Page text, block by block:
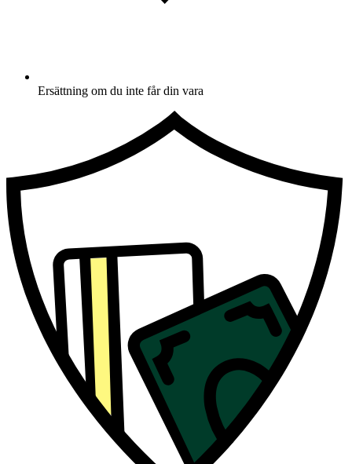
Ersättning om du inte får din vara